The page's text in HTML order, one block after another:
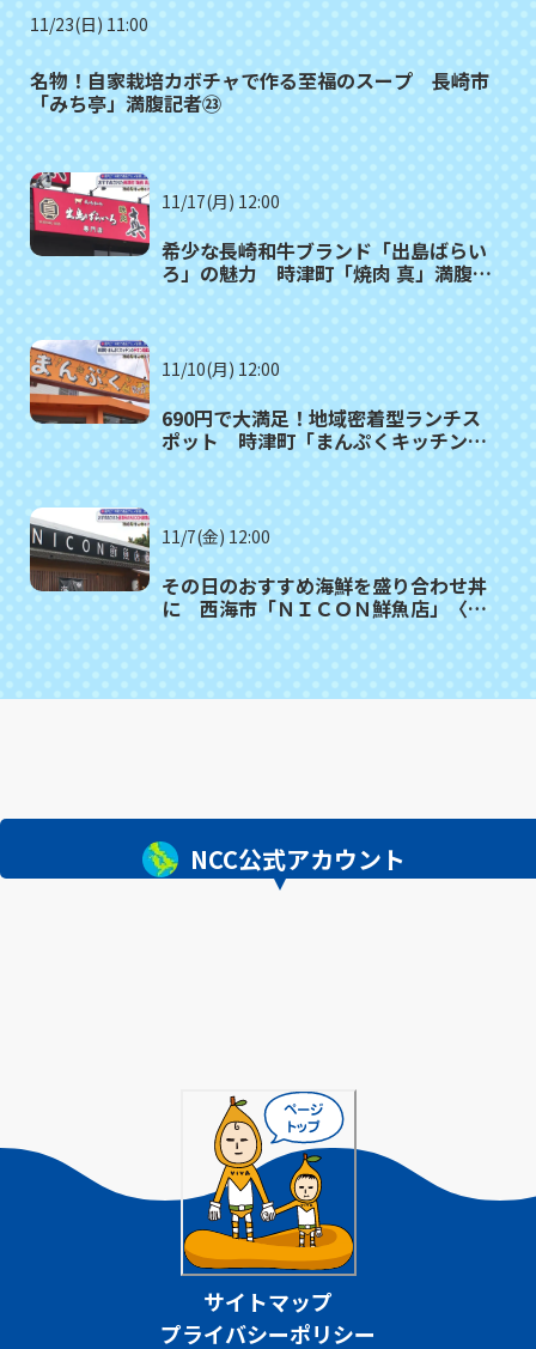
11/23(日) 11:00
名物！自家栽培カボチャで作る至福のスープ 長崎市
「みち亭」満腹記者㉓
11/17(月) 12:00
希少な長崎和牛ブランド「出島ばらい
ろ」の魅力 時津町「焼肉 真」満腹記
11/10(月) 12:00
690円で大満足！地域密着型ランチス
ポット 時津町「まんぷくキッチン」
11/7(金) 12:00
その日のおすすめ海鮮を盛り合わせ丼
に 西海市「ＮＩＣＯＮ鮮魚店」〈満
NCC公式アカウント
サイトマップ
プライバシーポリシー